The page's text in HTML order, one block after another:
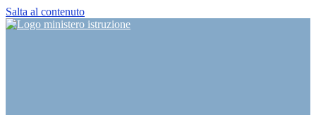
Salta al contenuto